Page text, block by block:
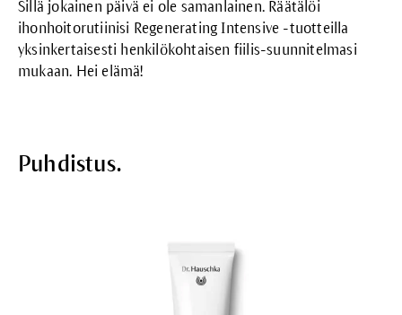
Sillä jokainen päivä ei ole samanlainen. Räätälöi
ihonhoitorutiinisi Regenerating Intensive -tuotteilla
yksinkertaisesti henkilökohtaisen fiilis-suunnitelmasi
mukaan. Hei elämä!
Puhdistus.